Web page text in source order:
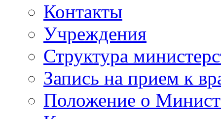
Контакты
Учреждения
Структура
Запись на прием к
Положение о